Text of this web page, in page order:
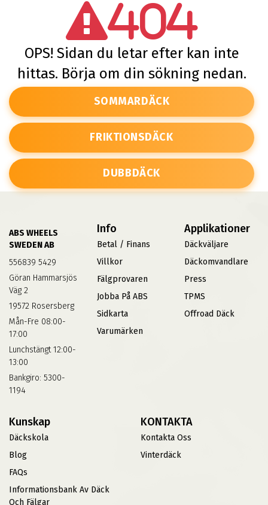
404
OPS! Sidan du letar efter kan inte
hittas. Börja om din sökning nedan.
SOMMARDÄCK
FRIKTIONSDÄCK
DUBBDÄCK
ABS WHEELS
SWEDEN AB
556839 5429
Göran Hammarsjös
Väg 2
19572 Rosersberg
Mån-Fre 08:00-
17:00
Lunchstängt 12:00-
13:00
Bankgiro: 5300-
1194
Info
Betal / Finans
Villkor
Fälgprovaren
Jobba På ABS
Sidkarta
Varumärken
Applikationer
Däckväljare
Däckomvandlare
Press
TPMS
Offroad Däck
Kunskap
Däckskola
Blog
FAQs
Informationsbank Av Däck
Och Fälgar
KONTAKTA
Kontakta Oss
Vinterdäck